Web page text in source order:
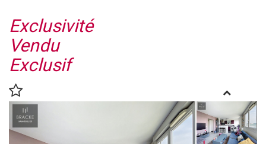
Exclusivité
Vendu
Exclusif